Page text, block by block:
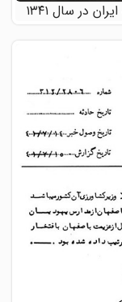
در سال ۱۳۴۱